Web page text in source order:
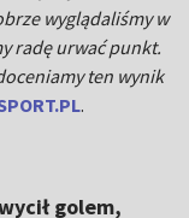
wyglądaliśmy w
radę urwać punkt.
ten wynik
.
golem,